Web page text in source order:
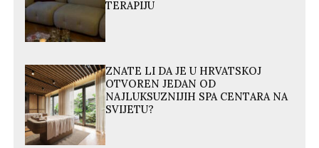
TERAPIJU
ZNATE LI DA JE U HRVATSKOJ
OTVOREN JEDAN OD
NAJLUKSUZNIJIH SPA CENTARA NA
SVIJETU?